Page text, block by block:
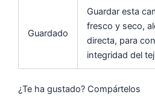
Guardado
Guardar esta
fresco y seco,
directa, para
integridad del
¿Te ha gustado? Compártelos